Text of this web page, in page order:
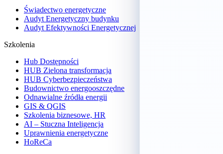
Świadectwo energetyczne
Audyt Energetyczny budynku
Audyt Efektywności Energetycznej
Szkolenia
Hub Dostępności
HUB Zielona transformacja
HUB Cyberbezpieczeństwa
Budownictwo energooszczędne
Odnawialne źródła energii
GIS & QGIS
Szkolenia biznesowe, HR
AI – Stuczna Inteligencja
Uprawnienia energetyczne
HoReCa